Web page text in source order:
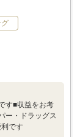
グ
す■収益をお考
ー・ドラッグス
利です